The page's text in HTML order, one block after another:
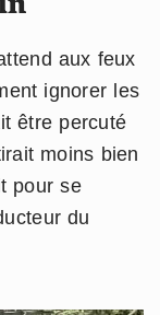
aux feux
ignorer les
être percuté
moins bien
pour se
du